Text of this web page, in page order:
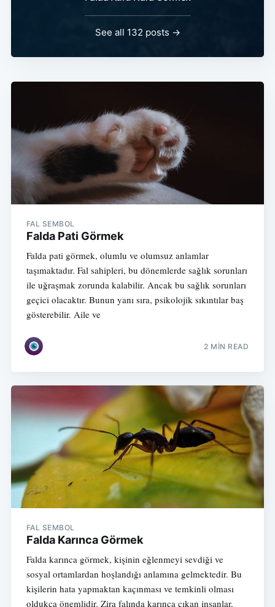
See all 132 posts →
FAL SEMBOL
Falda Pati Görmek
Falda pati görmek, olumlu ve olumsuz anlamlar
taşımaktadır. Fal sahipleri, bu dönemlerde sağlık sorunları
ile uğraşmak zorunda kalabilir. Ancak bu sağlık sorunları
geçici olacaktır. Bunun yanı sıra, psikolojik sıkıntılar baş
gösterebilir. Aile ve
2 MIN READ
FAL SEMBOL
Falda Karınca Görmek
Falda karınca görmek, kişinin eğlenmeyi sevdiği ve
sosyal ortamlardan hoşlandığı anlamına gelmektedir. Bu
kişilerin hata yapmaktan kaçınması ve temkinli olması
oldukça önemlidir. Zira falında karınca çıkan insanlar,